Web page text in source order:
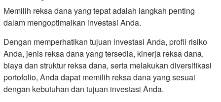
Memilih reksa dana yang tepat adalah langkah penting
dalam mengoptimalkan investasi Anda.
Dengan memperhatikan tujuan investasi Anda, profil risiko
Anda, jenis reksa dana yang tersedia, kinerja reksa dana,
biaya dan struktur reksa dana, serta melakukan diversifikasi
portofolio, Anda dapat memilih reksa dana yang sesuai
dengan kebutuhan dan tujuan investasi Anda.